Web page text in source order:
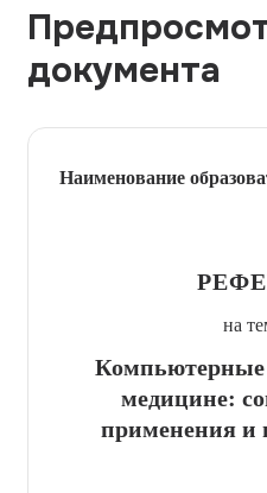
документа
Наименование
на
Компьютерные
медицине:
применения и